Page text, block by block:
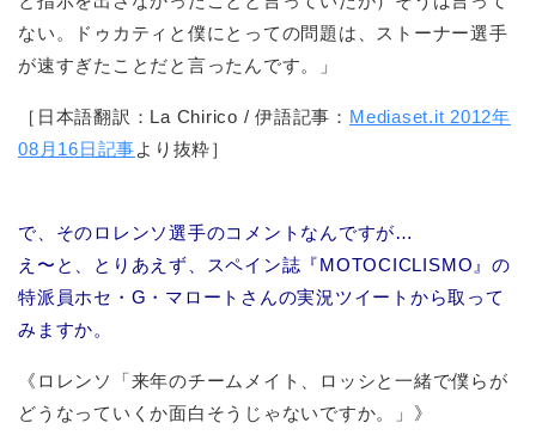
ない。ドゥカティと僕にとっての問題は、ストーナー選手
が速すぎたことだと言ったんです。」
［日本語翻訳：La Chirico / 伊語記事： Mediaset.it 2012年
08月16日記事より抜粋］
で、そのロレンソ選手のコメントなんですが…
え〜と、とりあえず、スペイン誌『MOTOCICLISMO』の
特派員ホセ・G・マロートさんの実況ツイートから取って
みますか。
《ロレンソ「来年のチームメイト、ロッシと一緒で僕らが
どうなっていくか面白そうじゃないですか。」》